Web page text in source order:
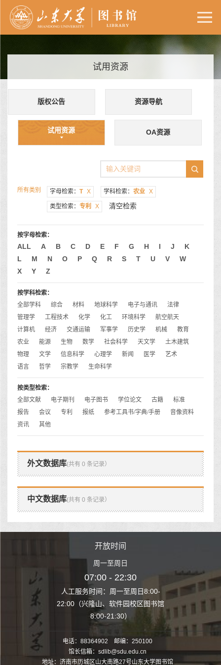
试用资源
版权公告 资源导航
试用资源 OA资源
所有类别 字母检索： T X 学科检索： 农业 X
类型检索： 专利 X 清空检索
按字母检索：
ALL A B C D E F G H I J
K
L
M N O P Q R S T U V
W
X
Y Z
按学科检索：
全部学科
综合 材料 地球科学 电子与通讯
法律
管理学
工程技术 化学 化工 环境科学
航空航天
计算机
经济 交通运输 军事学 历史学 机械
教育
农业
能源 生物 数学 社会科学 天文学
土木建筑
物理
文学 信息科学 心理学 新闻 医学
艺术
语言
哲学 宗教学 生命科学
按类型检索：
全部文献
电子期刊 电子图书 学位论文 古籍
标准
报告
会议 专利 报纸 参考工具书/字典/手册
音像资料
资讯
其他
外文数据库(共有 0 条记录）
中文数据库(共有 0 条记录）
至周日8:00-
园校区图书馆
开放时间
周一至周日
07:00 - 22:30
人工服务时间：周一至周日8:00-
22:00（兴隆山、软件园校区图书馆
8:00-21:30）
人工服务时间
22:00（兴隆山
电话：88364902 邮编：250100
馆长信箱：sdlib@sdu.edu.cn
地址：济南市历城区山大南路27号山东大学图书馆